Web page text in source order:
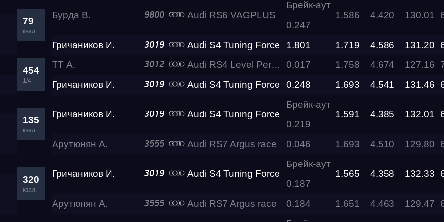
RDRC Юг 5 этап
Evolution
Racepark
Test & Tune PRO
Racepark
RDRC Сибирь 4 этап
Siberia
79
квал.
Бурда В. 9800 Audi RS6 VAGPLUS
Брейк-аут
0.247
1.586 4.420 130.01
Гричаников И. 3019 Audi S4 Tuning Force 1.801 1.719 4.586 131.20
454
1/4
ТТ А. 3012 Audi RS4 Level Performance 0.017 1.758 4.674 127.16
Гричаников И.
3019 Audi S4 Tuning Force 0.248 1.693 4.541 131.46
135
квал.
Гричаников И. 3019 Audi S4 Tuning Force
Брейк-аут
0.219
1.591 4.385 132.01
Арутюнян А. 3555 Audi RS7 Argus race 0.046 1.693 4.510 129.80
320
квал.
Гричаников И. 3019 Audi S4 Tuning Force
Брейк-аут
0.187
1.565 4.358 132.33
Арутюнян А. 3555 Audi RS7 Argus race 0.184 1.651 4.463 129.47